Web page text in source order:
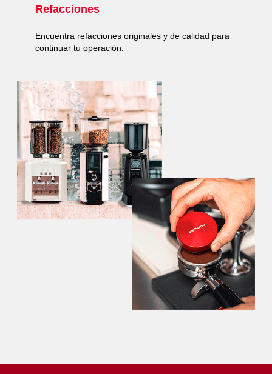
Refacciones
Encuentra refacciones originales y de calidad para
continuar tu operación.